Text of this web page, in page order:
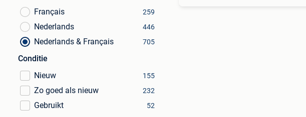
Français
259
Nederlands 446
Nederlands & Français 705
Conditie
Nieuw
155
Zo goed als nieuw 232
Gebruikt 52